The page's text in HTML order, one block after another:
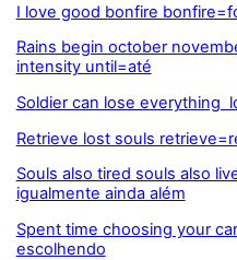
I love good bonfire
Rains begin october
intensity until=até
Soldier can lose everything
Retrieve lost souls
Souls also tired souls also
igualmente ainda além
Spent time choosing your
escolhendo